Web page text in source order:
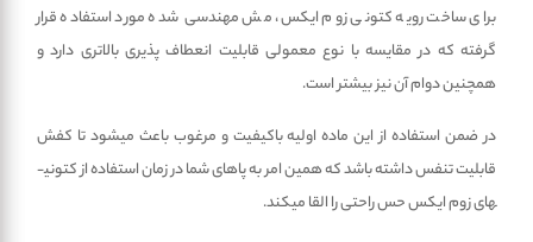
برای ساخت رویه کتونی زوم ایکس، مش مهندسی­ شده مورد استفاده قرار
گرفته که در مقایسه با نوع معمولی قابلیت انعطاف­ پذیری بالاتری دارد و
همچنین دوام آن نیز بیشتر است.
در ضمن استفاده از این ماده اولیه باکیفیت و مرغوب باعث می­شود تا کفش
قابلیت تنفس داشته باشد که همین امر به پاهای شما در زمان استفاده از کتونی­
های زوم ایکس حس راحتی را القا می­کند.